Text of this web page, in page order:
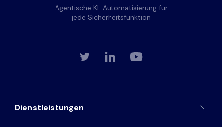
Agentische KI-Automatisierung für
jede Sicherheitsfunktion
Dienstleistungen